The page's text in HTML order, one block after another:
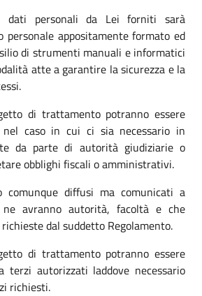
dati personali da Lei forniti sarà
appositamente formato ed
di strumenti manuali e informatici
atte a garantire la sicurezza e la
di trattamento potranno essere
caso in cui ci sia necessario in
da parte di autorità giudiziarie o
obblighi fiscali o amministrativi.
diffusi ma comunicati a
avranno autorità, facoltà e che
dal suddetto Regolamento.
di trattamento potranno essere
terzi autorizzati laddove necessario
richiesti.